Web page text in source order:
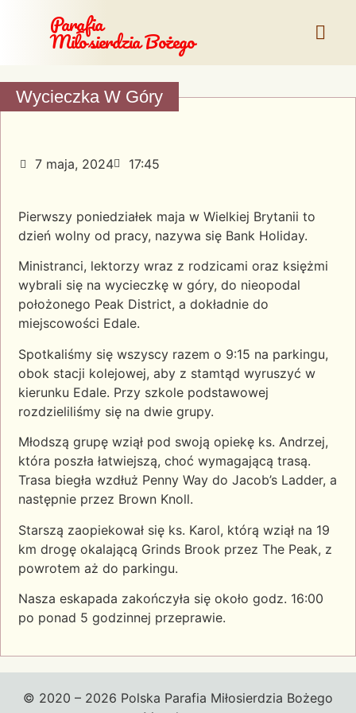
Parafia
Miłosierdzia Bożego
Wycieczka W Góry
7 maja, 2024 17:45
Pierwszy poniedziałek maja w Wielkiej Brytanii to
dzień wolny od pracy, nazywa się Bank Holiday.
Ministranci, lektorzy wraz z rodzicami oraz księżmi
wybrali się na wycieczkę w góry, do nieopodal
położonego Peak District, a dokładnie do
miejscowości Edale.
Spotkaliśmy się wszyscy razem o 9:15 na parkingu,
obok stacji kolejowej, aby z stamtąd wyruszyć w
kierunku Edale. Przy szkole podstawowej
rozdzieliliśmy się na dwie grupy.
Młodszą grupę wziął pod swoją opiekę ks. Andrzej,
która poszła łatwiejszą, choć wymagającą trasą.
Trasa biegła wzdłuż Penny Way do Jacob’s Ladder, a
następnie przez Brown Knoll.
Starszą zaopiekował się ks. Karol, którą wziął na 19
km drogę okalającą Grinds Brook przez The Peak, z
powrotem aż do parkingu.
Nasza eskapada zakończyła się około godz. 16:00
po ponad 5 godzinnej przeprawie.
© 2020 – 2026 Polska Parafia Miłosierdzia Bożego